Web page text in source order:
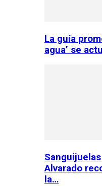
La guía
agua’ se
Alvarado
la…